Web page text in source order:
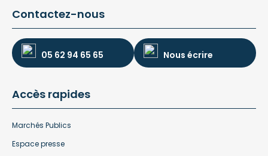
Contactez-nous
05 62 94 65 65 Nous écrire
Accès rapides
Marchés Publics
Espace presse